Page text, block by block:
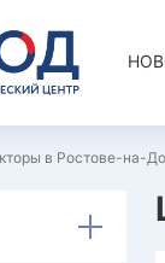
в Ростове-на-